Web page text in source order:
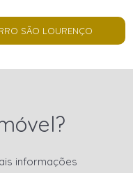
SÃO LOURENÇO
informações